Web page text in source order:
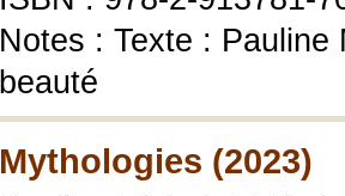
Notes : Texte :
beauté
Mythologies (2023)